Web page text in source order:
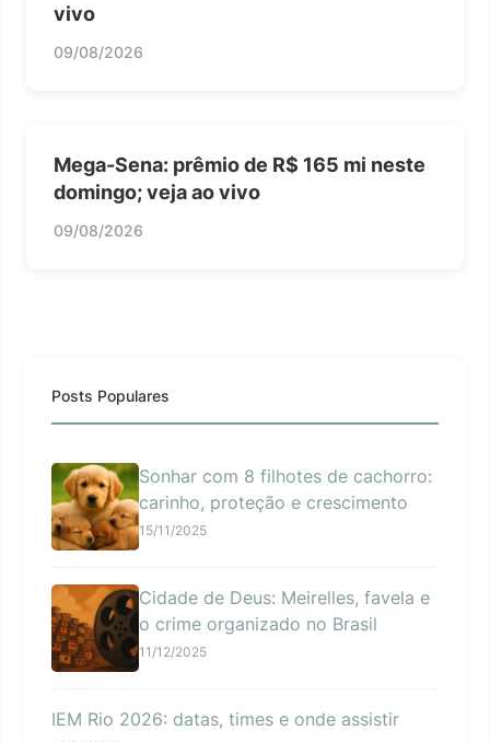
vivo
09/08/2026
Mega-Sena: prêmio de R$ 165 mi neste
domingo; veja ao vivo
09/08/2026
Posts Populares
Sonhar com 8 filhotes de cachorro:
carinho, proteção e crescimento
15/11/2025
Cidade de Deus: Meirelles, favela e
o crime organizado no Brasil
11/12/2025
IEM Rio 2026: datas, times e onde assistir